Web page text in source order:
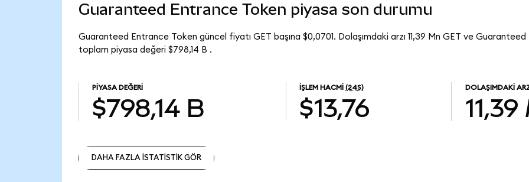
Guaranteed Entrance Token piyasa son durumu
Guaranteed Entrance Token güncel fiyatı GET başına $0,0701. Dolaşımdaki arzı 11,39 Mn GET ve
toplam piyasa değeri $798,14 B .
PIYASA DEĞERI
$798,14 B
İŞLEM HACMI (24S)
$13,76
DOLAŞIMDAKI
DAHA FAZLA İSTATİSTİK GÖR